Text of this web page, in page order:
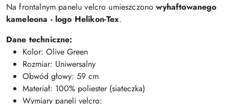
Na frontalnym panelu velcro umieszczonowyhaftowanego
kameleona - logo Helikon-Tex.
Dane techniczne:
Kolor: Olive Green
Rozmiar: Uniwersalny
Obwód głowy: 59 cm
Materiał: 100% poliester (siateczka)
Wymiary paneli velcro: